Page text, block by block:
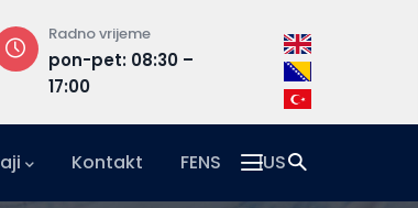
Radno vrijeme
pon-pet: 08:30 –
17:00
Adresa
Hrasnička
15, 71210 Ilidža
Kontakt FENS IUS